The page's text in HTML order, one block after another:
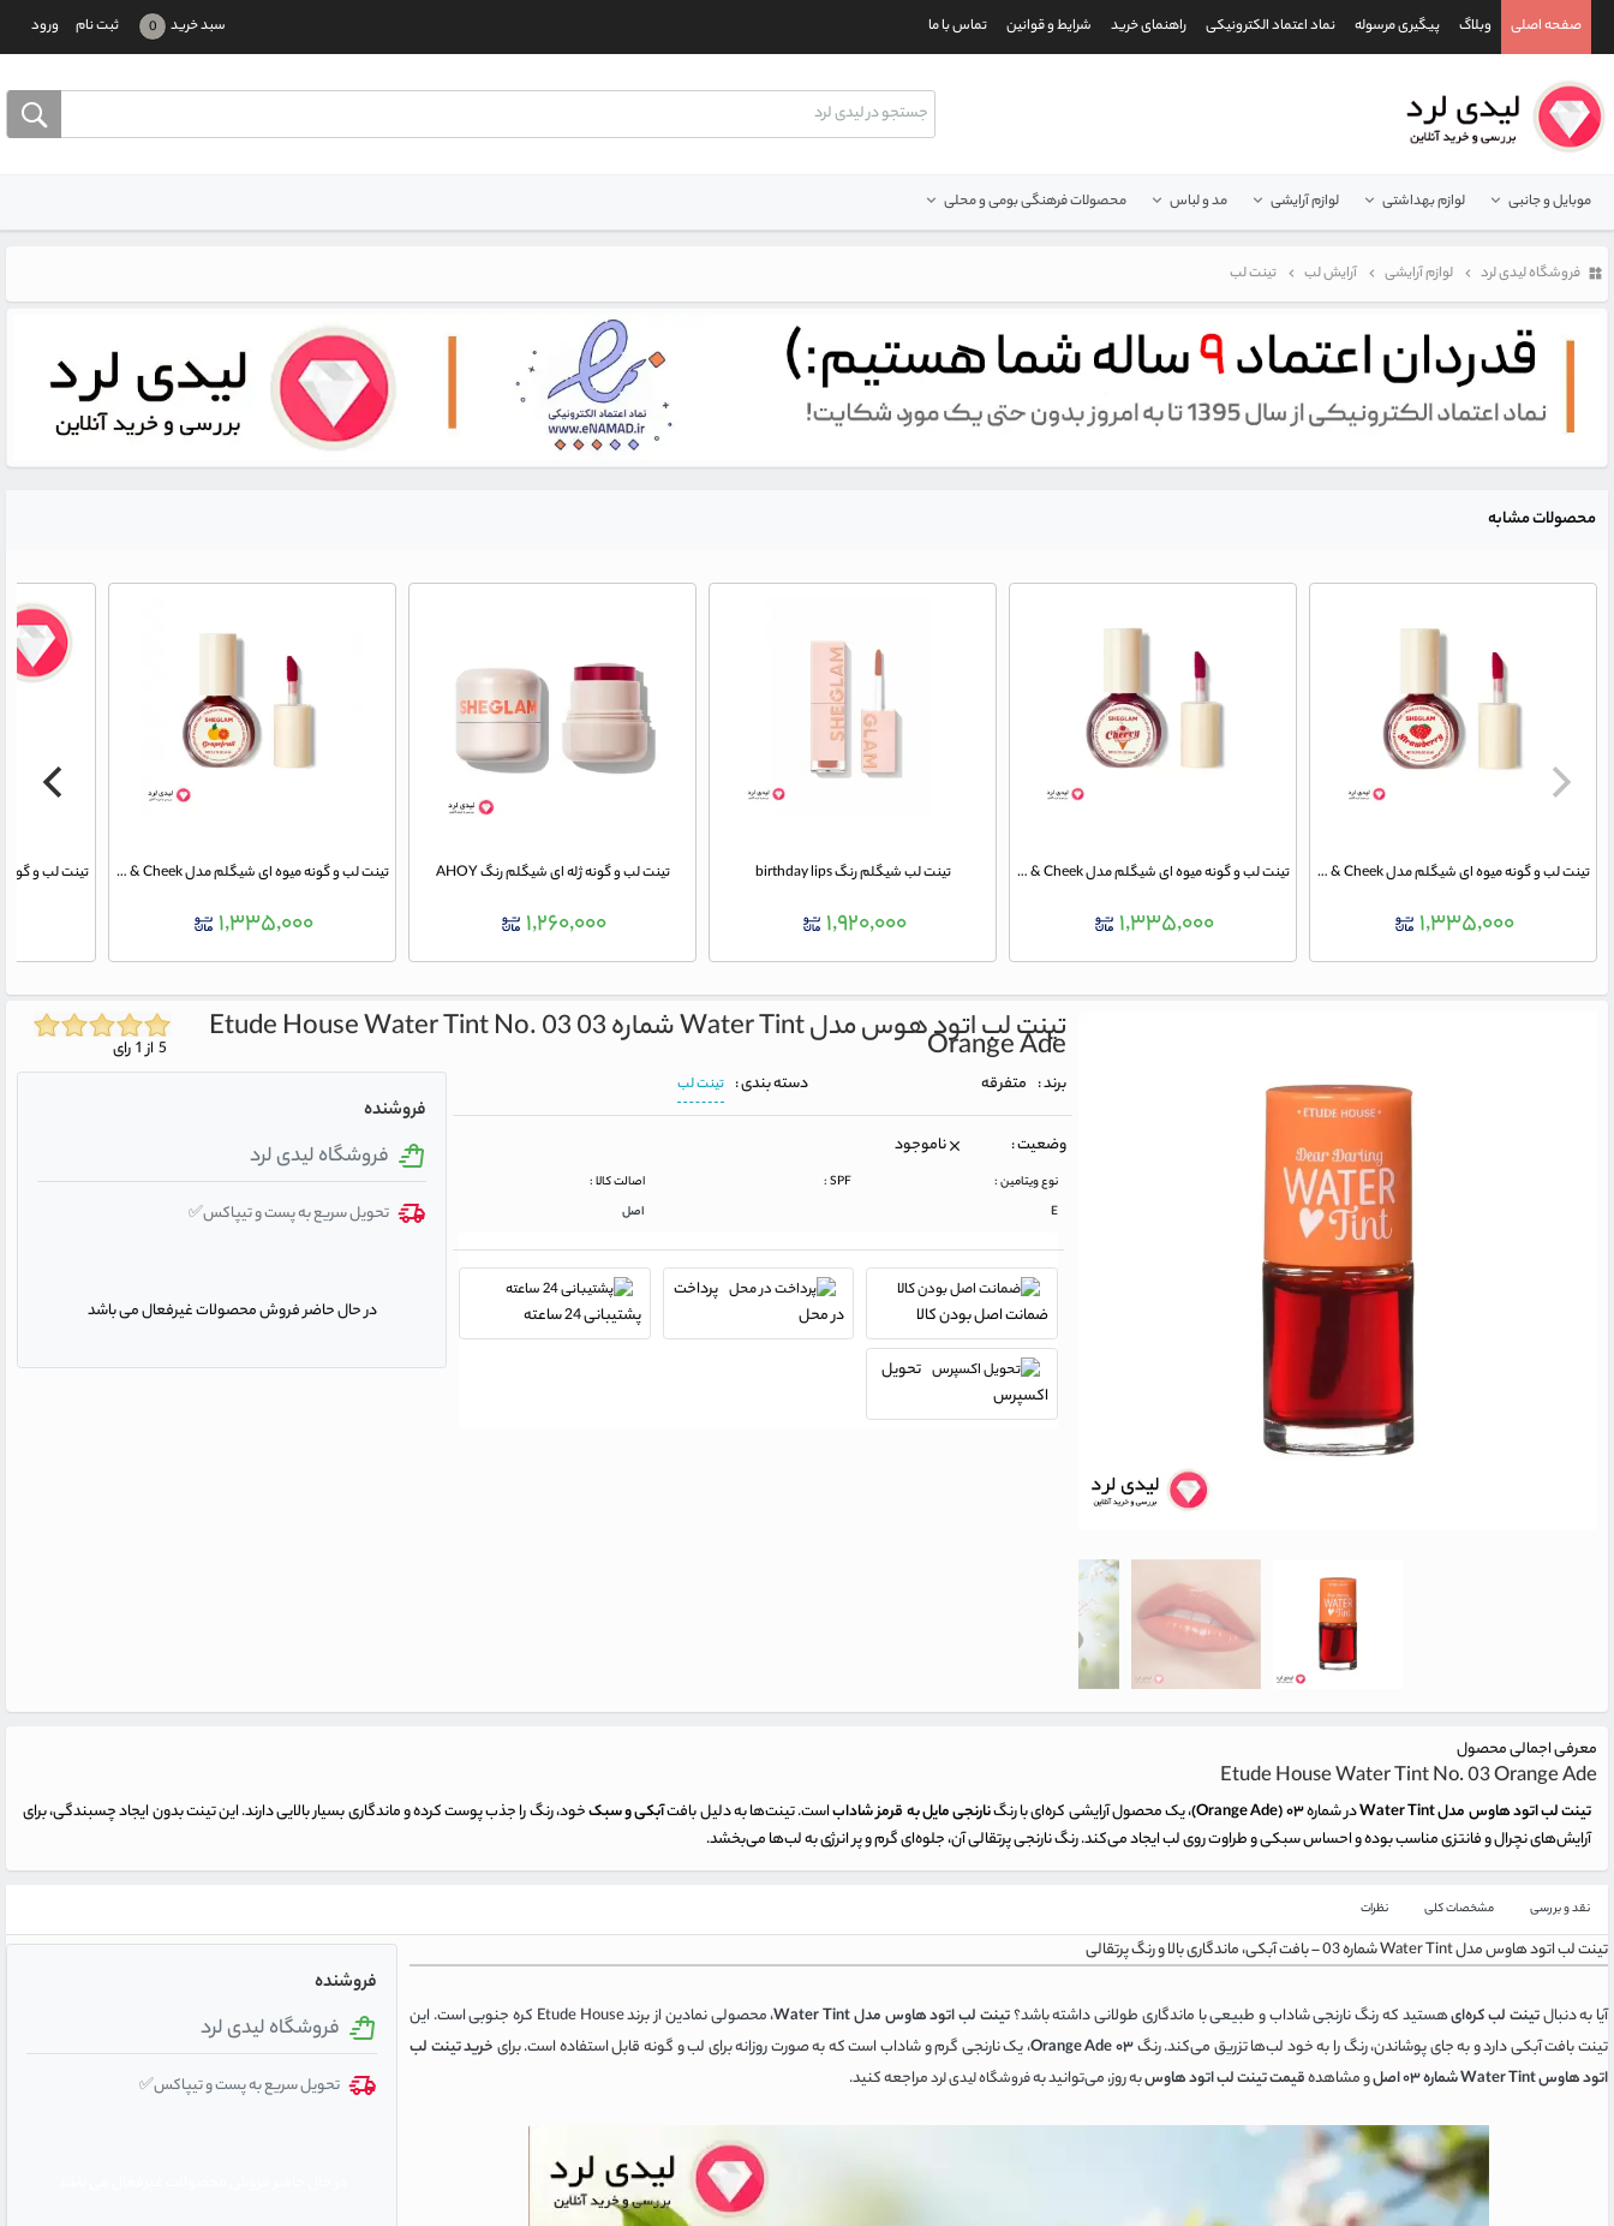
ورود ثبت نام سبد خرید 0 صفحه اصلی وبلاگ پیگیری مرسوله نماد اعتماد الکترونیکی راهنمای خرید شرایط و قوانین تماس با ما
موبایل و جانبی لوازم بهداشتی لوازم آرایشی مد و لباس محصولات فرهنگی بومی و محلی
فروشگاه لیدی لرد لوازم آرایشی آرایش لب تینت لب
محصولات مشابه
تینت لب و گونه میوه ای شیگلم مدل For The Flush Lip & Cheek رنگ ITS CHILI
۱,۳۳۵,۰۰۰
تینت لب و گونه میوه ای شیگلم مدل For The Flush Lip & Cheek رنگ CHERRY PICKED
۱,۳۳۵,۰۰۰
تینت لب شیگلم رنگ birthday lips
۱,۹۲۰,۰۰۰
تینت لب و گونه ژله ای شیگلم رنگ AHOY
۱,۲۶۰,۰۰۰
تینت لب و گونه میوه ای شیگلم مدل For The Flush Lip & Cheek رنگ grapefruit
۱,۳۳۵,۰۰۰
تینت لب اتود هوس مدل Water Tint شماره 03 Etude House Water Tint No. 03 Orange Ade
برند : متفرقه دسته بندی : تینت لب
وضعیت : ناموجود
نوع ویتامین :
E
SPF :
اصالت کالا :
اصل
ضمانت اصل بودن کالا
پرداخت
در محل
پشتیبانی 24 ساعته
تحویل
اکسپرس
فروشنده
فروشگاه لیدی لرد
تحویل سریع به پست و تیپاکس✅
در حال حاضر فروش محصولات غیرفعال می باشد
معرفی اجمالی محصول
Etude House Water Tint No. 03 Orange Ade
تینت لب اتود هاوس مدل Water Tint در شماره۰۳ (Orange Ade) ، یک محصول آرایشی کره‌ای با رنگنارنجی مایل به قرمز شاداباست. تینت‌ها به دلیل بافتآبکی و سبکخود، رنگ را جذب پوست کرده و ماندگاری بسیار بالایی دارند. این تینت بدون ایجاد چسبندگی، برای
آرایش‌های نچرال و فانتزی مناسب بوده و احساس سبکی و طراوت روی لب ایجاد می‌کند. رنگ نارنجی پرتقالی آن، جلوه‌ای گرم و پر انرژی به لب‌ها می‌بخشد.
نقد و بررسی مشخصات کلی نظرات
تینت لب اتود هاوس مدل Water Tint شماره 03 – بافت آبکی، ماندگاری بالا و رنگ پرتقالی
آیا به دنبالتینت لب کره‌ایهستید که رنگ نارنجی شاداب و طبیعی با ماندگاری طولانی داشته باشد؟تینت لب اتود هاوس مدل Water Tint
، محصولی نمادین از برند Etude House کره جنوبی است. این
تینت بافت آبکی دارد و به جای پوشاندن، رنگ را به خود لب‌ها تزریق می‌کند. رنگ۰۳ Orange Ade ، یک نارنجی گرم و شاداب است که به صورت روزانه برای لب و گونه قابل استفاده است. برایخرید تینت لب
اتود هاوس Water Tint شماره ۰۳ اصل
و مشاهدهقیمت تینت لب اتود هاوسبه روز، می‌توانید بهفروشگاه لیدی لردمراجعه کنید.
فروشنده
فروشگاه لیدی لرد
تحویل سریع به پست و تیپاکس✅